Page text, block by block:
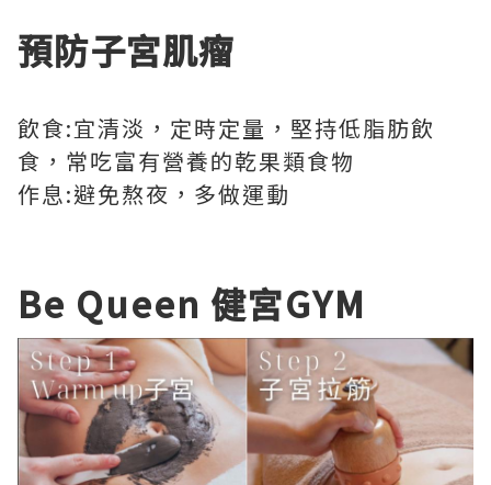
預防子宮肌瘤
飲食:宜清淡，定時定量，堅持低脂肪飲
食，常吃富有營養的乾果類食物
作息:避免熬夜，多做運動
Be Queen 健宮GYM